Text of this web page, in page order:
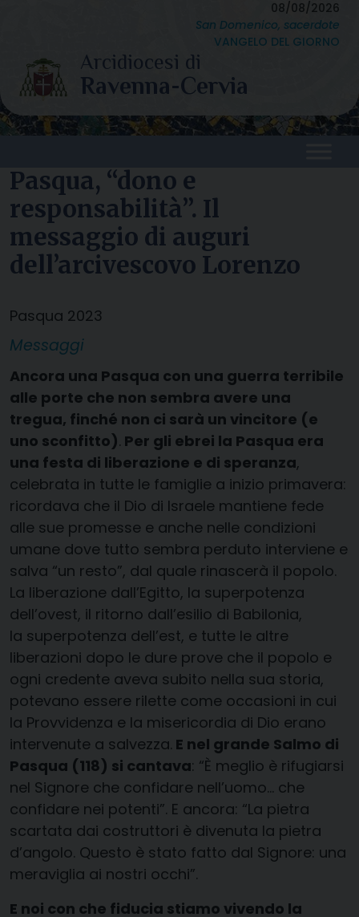
content
08/08/2026
San Domenico, sacerdote
VANGELO DEL GIORNO
Pasqua, “dono e
responsabilità”. Il
messaggio di auguri
dell’arcivescovo Lorenzo
Pasqua 2023
Messaggi
Ancora una Pasqua con una guerra terribile
alle porte che non sembra avere una
tregua, finché non ci sarà un vincitore (e
uno sconfitto). Per gli ebrei la Pasqua era
una festa di liberazione e di speranza,
celebrata in tutte le famiglie a inizio primavera:
ricordava che il Dio di Israele mantiene fede
alle sue promesse e anche nelle condizioni
umane dove tutto sembra perduto interviene e
salva “un resto”, dal quale rinascerà il popolo.
La liberazione dall’Egitto, la superpotenza
dell’ovest, il ritorno dall’esilio di Babilonia,
la superpotenza dell’est, e tutte le altre
liberazioni dopo le dure prove che il popolo e
ogni credente aveva subito nella sua storia,
potevano essere rilette come occasioni in cui
la Provvidenza e la misericordia di Dio erano
intervenute a salvezza. E nel grande Salmo di
Pasqua (118) si cantava: “È meglio è rifugiarsi
nel Signore che confidare nell’uomo… che
confidare nei potenti”. E ancora: “La pietra
scartata dai costruttori è divenuta la pietra
d’angolo. Questo è stato fatto dal Signore: una
meraviglia ai nostri occhi”.
E noi con che fiducia stiamo vivendo la